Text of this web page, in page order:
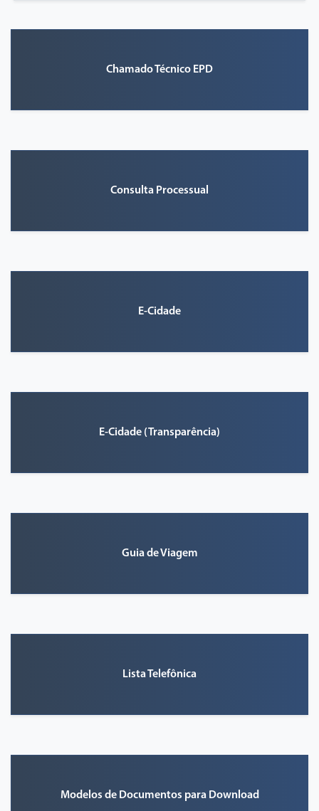
Chamado Técnico EPD
Consulta Processual
E-Cidade
E-Cidade (Transparência)
Guia de Viagem
Lista Telefônica
Modelos de Documentos para Download